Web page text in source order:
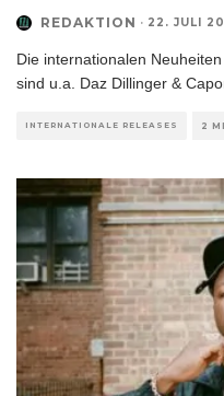
REDAKTION · 22. JULI
Die internationalen
sind u.a. Daz Dillinger &
INTERNATIONALE RELEASES 2